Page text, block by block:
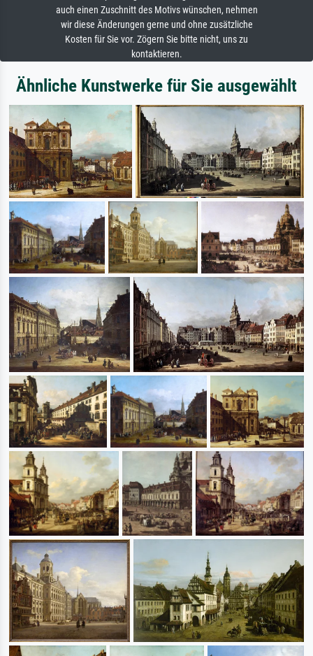
auch einen Zuschnitt des Motivs wünschen, nehmen
wir diese Änderungen gerne und ohne zusätzliche
Kosten für Sie vor. Zögern Sie bitte nicht, uns zu
kontaktieren.
Ähnliche Kunstwerke für Sie ausgewählt